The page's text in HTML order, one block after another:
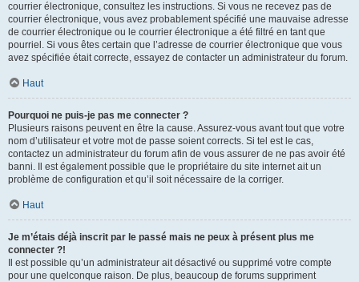
courrier électronique, consultez les instructions. Si vous ne recevez pas de
courrier électronique, vous avez probablement spécifié une mauvaise adresse
de courrier électronique ou le courrier électronique a été filtré en tant que
pourriel. Si vous êtes certain que l’adresse de courrier électronique que vous
avez spécifiée était correcte, essayez de contacter un administrateur du forum.
Haut
Pourquoi ne puis-je pas me connecter ?
Plusieurs raisons peuvent en être la cause. Assurez-vous avant tout que votre
nom d’utilisateur et votre mot de passe soient corrects. Si tel est le cas,
contactez un administrateur du forum afin de vous assurer de ne pas avoir été
banni. Il est également possible que le propriétaire du site internet ait un
problème de configuration et qu’il soit nécessaire de la corriger.
Haut
Je m’étais déjà inscrit par le passé mais ne peux à présent plus me
connecter ?!
Il est possible qu’un administrateur ait désactivé ou supprimé votre compte
pour une quelconque raison. De plus, beaucoup de forums suppriment